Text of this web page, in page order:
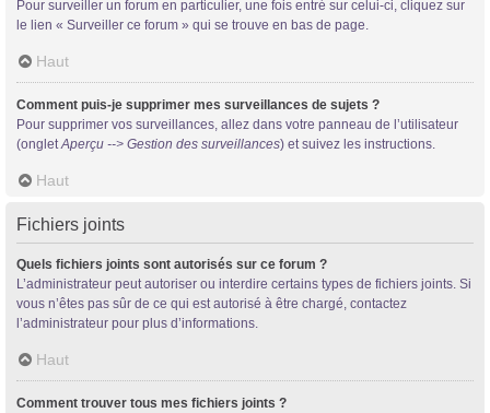
Pour surveiller un forum en particulier, une fois entré sur celui-ci, cliquez sur
le lien « Surveiller ce forum » qui se trouve en bas de page.
Haut
Comment puis-je supprimer mes surveillances de sujets ?
Pour supprimer vos surveillances, allez dans votre panneau de l’utilisateur
(ongletAperçu --> Gestion des surveillances) et suivez les instructions.
Haut
Fichiers joints
Quels fichiers joints sont autorisés sur ce forum ?
L’administrateur peut autoriser ou interdire certains types de fichiers joints. Si
vous n’êtes pas sûr de ce qui est autorisé à être chargé, contactez
l’administrateur pour plus d’informations.
Haut
Comment trouver tous mes fichiers joints ?